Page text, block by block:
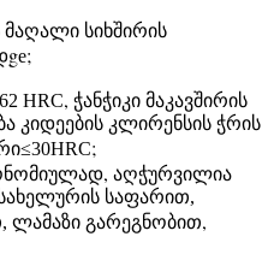
მაღალი სიხშირის
ge;
HRC, ჭანჭიკი მაკავშირის
კიდეების კლირენსის ჭრის
;
, აღჭურვილია
საფარით,
ლამაზი გარეგნობით,